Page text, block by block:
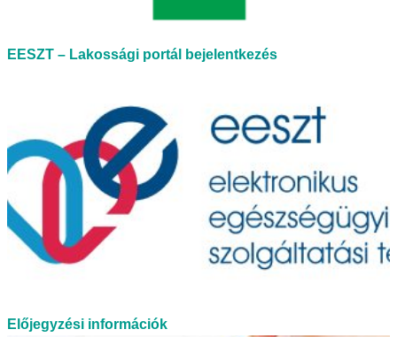
EESZT – Lakossági portál bejelentkezés
Előjegyzési információk